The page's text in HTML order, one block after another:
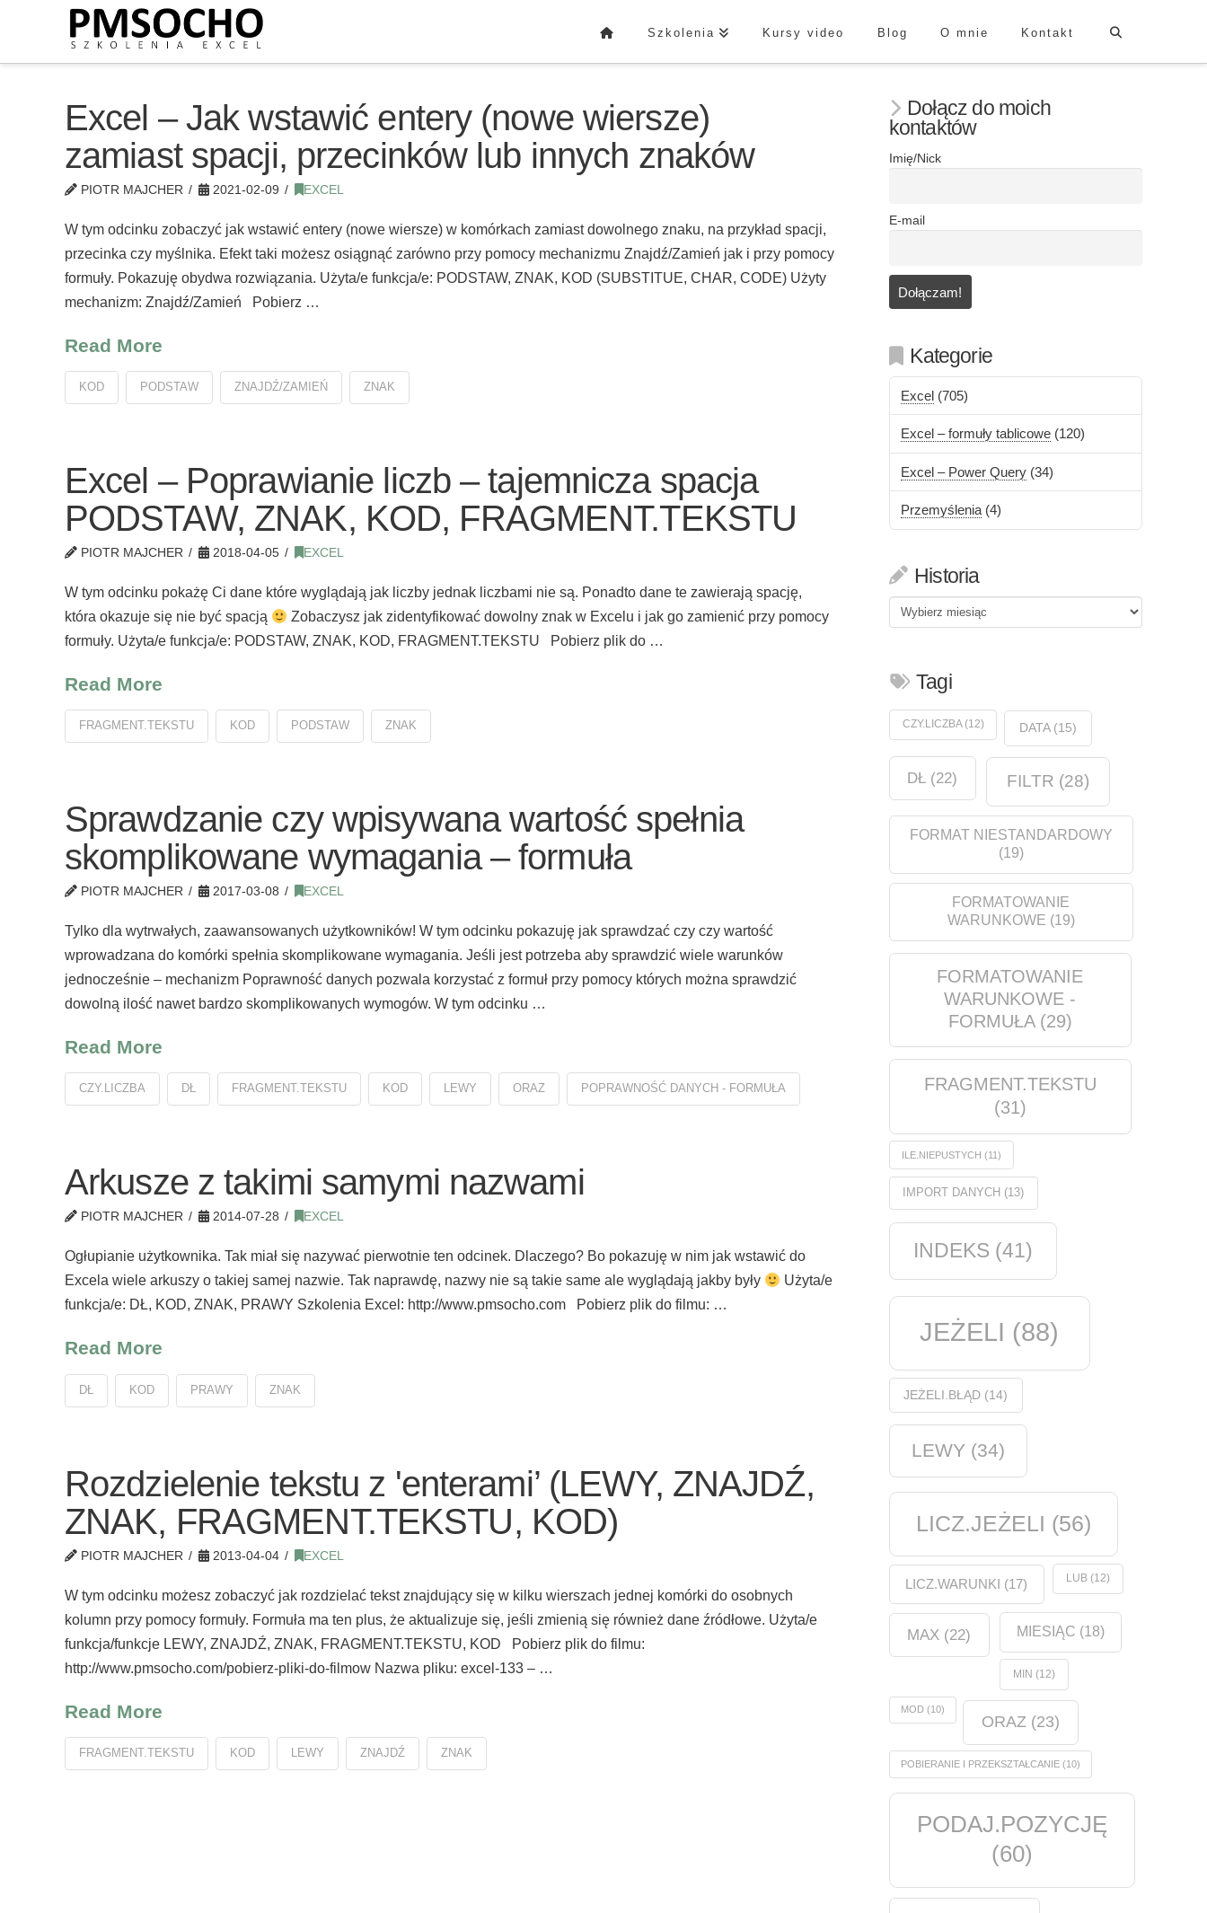
Szkolenia Kursy video Blog O mnie Kontakt
Excel – Jak wstawić entery (nowe wiersze)
zamiast spacji, przecinków lub innych znaków
PIOTR MAJCHER 2021-02-09 EXCEL
W tym odcinku zobaczyć jak wstawić entery (nowe wiersze) w komórkach zamiast dowolnego znaku, na przykład spacji,
przecinka czy myślnika. Efekt taki możesz osiągnąć zarówno przy pomocy mechanizmu Znajdź/Zamień jak i przy pomocy
formuły. Pokazuję obydwa rozwiązania. Użyta/e funkcja/e: PODSTAW, ZNAK, KOD (SUBSTITUE, CHAR, CODE) Użyty
mechanizm: Znajdź/Zamień Pobierz …
Read More
KOD PODSTAW ZNAJDŹ/ZAMIEŃ ZNAK
Excel – Poprawianie liczb – tajemnicza spacja
PODSTAW, ZNAK, KOD, FRAGMENT.TEKSTU
PIOTR MAJCHER 2018-04-05 EXCEL
W tym odcinku pokażę Ci dane które wyglądają jak liczby jednak liczbami nie są. Ponadto dane te zawierają spację,
która okazuje się nie być spacją
Zobaczysz jak zidentyfikować dowolny znak w Excelu i jak go zamienić przy pomocy
formuły. Użyta/e funkcja/e: PODSTAW, ZNAK, KOD, FRAGMENT.TEKSTU Pobierz plik do …
Read More
FRAGMENT.TEKSTU KOD PODSTAW ZNAK
Sprawdzanie czy wpisywana wartość spełnia
skomplikowane wymagania – formuła
PIOTR MAJCHER 2017-03-08 EXCEL
Tylko dla wytrwałych, zaawansowanych użytkowników! W tym odcinku pokazuję jak sprawdzać czy czy wartość
wprowadzana do komórki spełnia skomplikowane wymagania. Jeśli jest potrzeba aby sprawdzić wiele warunków
jednocześnie – mechanizm Poprawność danych pozwala korzystać z formuł przy pomocy których można sprawdzić
dowolną ilość nawet bardzo skomplikowanych wymogów. W tym odcinku …
Read More
CZY.LICZBA DŁ FRAGMENT.TEKSTU KOD LEWY ORAZ POPRAWNOŚĆ DANYCH - FORMUŁA
Arkusze z takimi samymi nazwami
PIOTR MAJCHER 2014-07-28 EXCEL
Ogłupianie użytkownika. Tak miał się nazywać pierwotnie ten odcinek. Dlaczego? Bo pokazuję w nim jak wstawić do
Excela wiele arkuszy o takiej samej nazwie. Tak naprawdę, nazwy nie są takie same ale wyglądają jakby były
Użyta/e
funkcja/e: DŁ, KOD, ZNAK, PRAWY Szkolenia Excel: http://www.pmsocho.com Pobierz plik do filmu: …
Read More
DŁ KOD PRAWY ZNAK
Rozdzielenie tekstu z 'enterami’ (LEWY, ZNAJDŹ,
ZNAK, FRAGMENT.TEKSTU, KOD)
PIOTR MAJCHER 2013-04-04 EXCEL
W tym odcinku możesz zobaczyć jak rozdzielać tekst znajdujący się w kilku wierszach jednej komórki do osobnych
kolumn przy pomocy formuły. Formuła ma ten plus, że aktualizuje się, jeśli zmienią się również dane źródłowe. Użyta/e
funkcja/funkcje LEWY, ZNAJDŹ, ZNAK, FRAGMENT.TEKSTU, KOD Pobierz plik do filmu:
http://www.pmsocho.com/pobierz-pliki-do-filmow Nazwa pliku: excel-133 – …
Read More
FRAGMENT.TEKSTU KOD LEWY ZNAJDŹ ZNAK
Dołącz do moich
kontaktów
Imię/Nick
E-mail
Kategorie
Excel (705)
Excel – formuły tablicowe (120)
Excel – Power Query (34)
Przemyślenia (4)
Historia
Historia
Tagi
CZY.LICZBA(12) DATA(15)
DŁ (22) FILTR (28)
FORMAT NIESTANDARDOWY
(19)
FORMATOWANIE
WARUNKOWE (19)
FORMATOWANIE
WARUNKOWE -
FORMUŁA(29)
FRAGMENT.TEKSTU
(31)
ILE.NIEPUSTYCH (11)
IMPORT DANYCH (13)
INDEKS (41)
JEŻELI (88)
JEŻELI.BŁĄD (14)
LEWY (34)
LICZ.JEŻELI (56)
LICZ.WARUNKI (17) LUB(12)
MAX (22) MIESIĄC (18)
MIN (12)
MOD(10)
ORAZ (23)
POBIERANIE I PRZEKSZTAŁCANIE(10)
PODAJ.POZYCJĘ
(60)